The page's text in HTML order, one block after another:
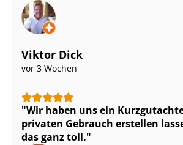
Viktor Dick
vor 3 Wochen
Wir haben uns ein
privaten Gebrauch erstellen
das ganz toll.